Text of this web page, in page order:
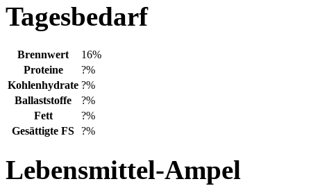
Tagesbedarf
Brennwert
16%
Proteine
?%
Kohlenhydrate ?%
Ballaststoffe
?%
Fett
?%
Gesättigte FS ?%
Lebensmittel-Ampel